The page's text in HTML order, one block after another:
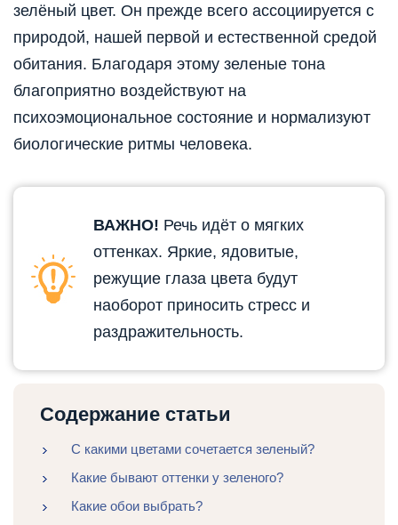
зелёный цвет. Он прежде всего ассоциируется с
природой, нашей первой и естественной средой
обитания. Благодаря этому зеленые тона
благоприятно воздействуют на
психоэмоциональное состояние и нормализуют
биологические ритмы человека.
ВАЖНО! Речь идёт о мягких
оттенках. Яркие, ядовитые,
режущие глаза цвета будут
наоборот приносить стресс и
раздражительность.
Содержание статьи
С какими цветами сочетается зеленый?
Какие бывают оттенки у зеленого?
Какие обои выбрать?